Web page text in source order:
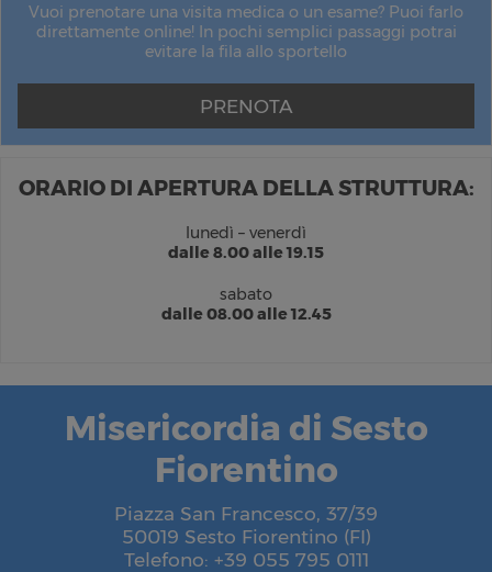
Vuoi prenotare una visita medica o un esame? Puoi farlo
direttamente online! In pochi semplici passaggi potrai
evitare la fila allo sportello
PRENOTA
ORARIO DI APERTURA DELLA STRUTTURA:
lunedì – venerdì
dalle 8.00 alle 19.15
sabato
dalle 08.00 alle 12.45
Misericordia di Sesto
Fiorentino
Piazza San Francesco, 37/39
50019 Sesto Fiorentino (FI)
Telefono: +39 055 795 0111